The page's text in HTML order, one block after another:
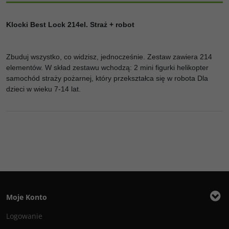
Klocki Best Lock 214el. Straż + robot
Zbuduj wszystko, co widzisz, jednocześnie. Zestaw zawiera 214
elementów. W skład zestawu wchodzą: 2 mini figurki helikopter
samochód straży pożarnej, który przekształca się w robota Dla
dzieci w wieku 7-14 lat.
Moje Konto
Logowanie